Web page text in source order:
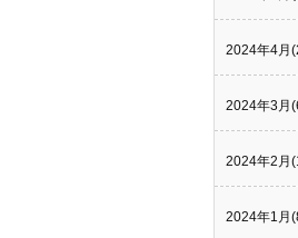
2024年4月
2024年3月
2024年2月
2024年1月